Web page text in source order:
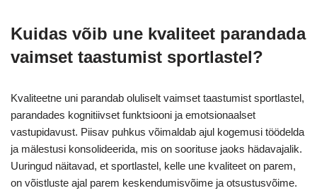
Kuidas võib une kvaliteet parandada
vaimset taastumist sportlastel?
Kvaliteetne uni parandab oluliselt vaimset taastumist sportlastel,
parandades kognitiivset funktsiooni ja emotsionaalset
vastupidavust. Piisav puhkus võimaldab ajul kogemusi töödelda
ja mälestusi konsolideerida, mis on soorituse jaoks hädavajalik.
Uuringud näitavad, et sportlastel, kelle une kvaliteet on parem,
on võistluste ajal parem keskendumisvõime ja otsustusvõime.